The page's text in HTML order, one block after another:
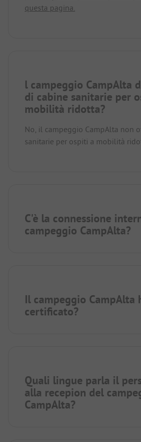
questa pagina.
l campeggio CampAlta
di cabine sanitarie per
mobilità ridotta?
No, il campeggio CampAlta non
sanitarie per ospiti a mobilità
C'è la connessione
campeggio CampAlta?
Il campeggio CampAlta
certificato?
Quali lingue parla il
alla recepion del
CampAlta?